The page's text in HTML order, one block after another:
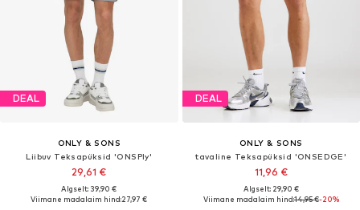
DEAL
ONLY & SONS
Liibuv Teksapüksid 'ONSPly'
29,61 €
Algselt: 39,90 €
Viimane madalaim hind:27,97 €
DEAL
ONLY & SONS
tavaline Teksapüksid 'ONSEDGE'
11,96 €
Algselt: 29,90 €
Viimane madalaim hind:14,95 €-20%